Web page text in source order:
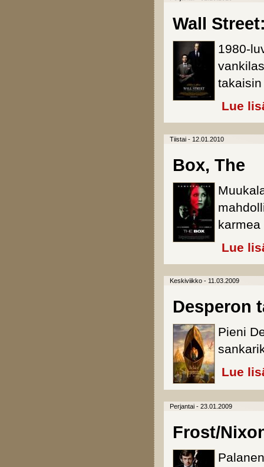
Wall
1980-
Lue
Tiistai - 12.01.2010
Box, The
karmea
Lue
Keskiviikko - 11.03.2009
Desperon
Pieni
Lue
Perjantai - 23.01.2009
Frost/